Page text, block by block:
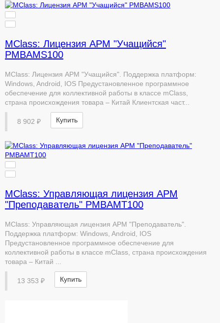
MClass: Лицензия АРМ "Учащийся"
PMBAMS100
MClass: Лицензия АРМ "Учащийся". Поддержка платформ:
Windows, Android, IOS Предустановленное программное
обеспечение для коллективной работы в классе mClass,
страна происхождения товара – Китай Клиентская част...
8 902 ₽ Купить
MClass: Управляющая лицензия АРМ
"Преподаватель" PMBAMT100
MClass: Управляющая лицензия АРМ "Преподаватель".
Поддержка платформ: Windows, Android, IOS
Предустановленное программное обеспечение для
коллективной работы в классе mClass, страна происхождения
товара – Китай ...
13 353 ₽ Купить